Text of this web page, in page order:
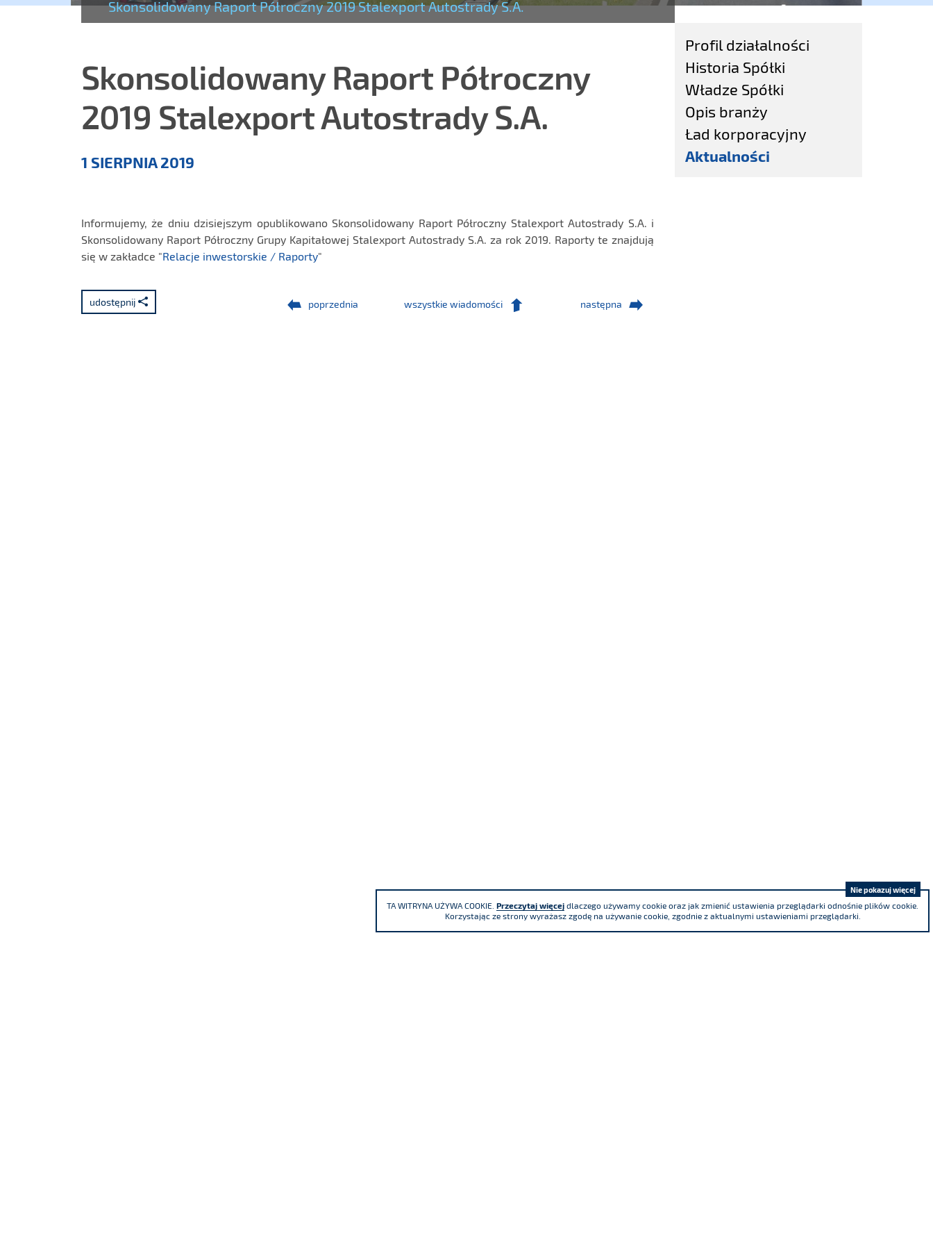
Skonsolidowany Raport Półroczny 2019 Stalexport Autostrady S.A.
Skonsolidowany Raport Półroczny
2019 Stalexport Autostrady S.A.
1 SIERPNIA 2019
Informujemy, że dniu dzisiejszym opublikowano Skonsolidowany Raport Półroczny Stalexport Autostrady S.A. i
Skonsolidowany Raport Półroczny Grupy Kapitałowej Stalexport Autostrady S.A. za rok 2019. Raporty te znajdują
się w zakładce "Relacje inwestorskie / Raporty"
udostępnij poprzednia wszystkie wiadomości następna
Profil działalności
Historia Spółki
Władze Spółki
Opis branży
Ład korporacyjny
Aktualności
TA WITRYNA UŻYWA COOKIE. Przeczytaj więcej dlaczego używamy cookie oraz jak zmienić ustawienia przeglądarki odnośnie plików cookie.
Korzystając ze strony wyrażasz zgodę na używanie cookie, zgodnie z aktualnymi ustawieniami przeglądarki.
Nie pokazuj więcej